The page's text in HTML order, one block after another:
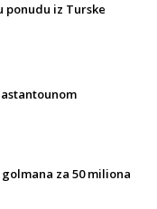
ponudu iz Turske
za 50 miliona